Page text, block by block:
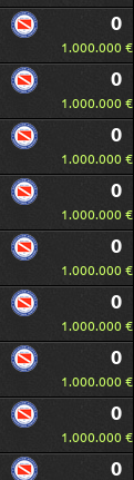
0
1.000.000 €
0
1.000.000 €
0
1.000.000 €
0
1.000.000 €
0
1.000.000 €
0
1.000.000 €
0
1.000.000 €
0
1.000.000 €
0